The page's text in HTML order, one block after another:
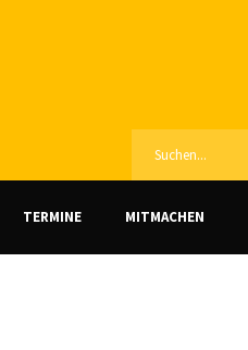
TERMINE MITMACHEN